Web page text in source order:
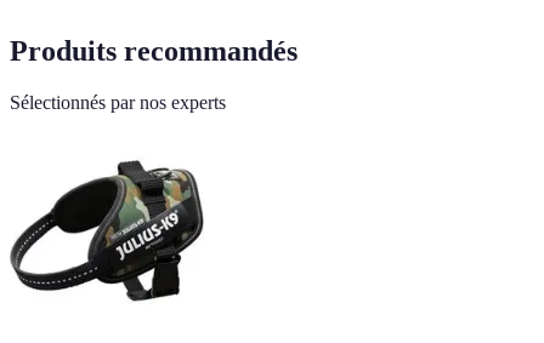
Produits recommandés
Sélectionnés par nos experts